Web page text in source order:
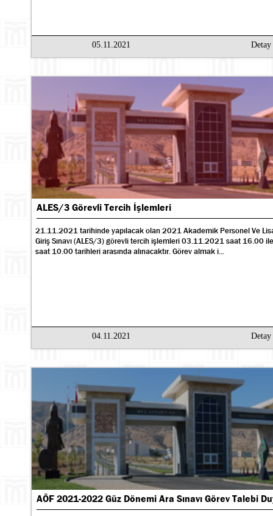
05.11.2021 Detay
ALES/3 Görevli Tercih İşlemleri
21.11.2021 tarihinde yapılacak olan 2021 Akademik Personel Ve
Giriş Sınavı (ALES/3) görevli tercih işlemleri 03.11.2021 saat 16.00
saat 10.00 tarihleri arasında alınacaktır. Görev almak i...
04.11.2021 Detay
AÖF 2021-2022 Güz Dönemi Ara Sınavı Görev Talebi